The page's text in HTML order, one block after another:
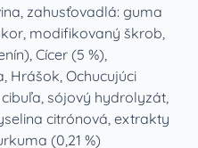
zahusťovadlá: guma
modifikovaný škrob,
Cícer (5 %),
Hrášok, Ochucujúci
sójový hydrolyzát,
citrónová, extrakty
(0,21 %)